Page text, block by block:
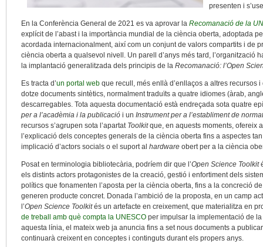
presenten i
En la Conferència General de 2021 es va aprovar la Recomanació de la
explícit de l’abast i la importància mundial de la ciència oberta, adoptada
acordada internacionalment, així com un conjunt de valors compartits i de
ciència oberta a qualsevol nivell. Un parell d’anys més tard, l’organització
la implantació generalitzada dels principis de la Recomanació: l’Open
Es tracta d’un portal web que recull, més enllà d’enllaços a altres recursos
dotze documents sintètics, normalment traduïts a quatre idiomes (àrab,
descarregables. Tota aquesta documentació està endreçada sota quatre
per a l’acadèmia i la publicació i un Instrument per a l’establiment de
recursos s’agrupen sota l’apartat Toolkitque, en aquests moments, ofereix
l’explicació dels conceptes generals de la ciència oberta fins a aspectes
implicació d’actors socials o el suport al hardware obert per a la ciència
Posat en terminologia bibliotecària, podríem dir que l’Open Science Toolkit
els distints actors protagonistes de la creació, gestió i enfortiment dels
polítics que fonamenten l’aposta per la ciència oberta, fins a la concreció
generen producte concret. Donada l’ambició de la proposta, en un camp
l’Open Science Toolkités un artefacte en creixement, que materialitza en
de treball amb què compta la UNESCO per impulsar la implementació de
aquesta línia, el mateix web ja anuncia fins a set nous documents a
continuarà creixent en conceptes i continguts durant els propers anys.